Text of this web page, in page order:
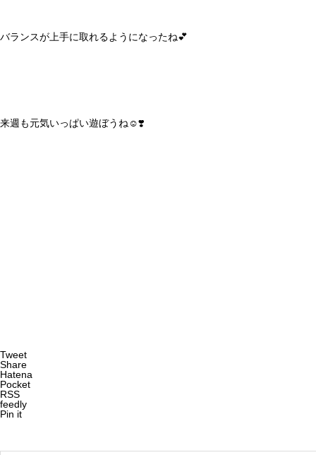
バランスが上手に取れるようになったね💕︎
来週も元気いっぱい遊ぼうね☺️❣️
Tweet
Share
Hatena
Pocket
RSS
feedly
Pin it